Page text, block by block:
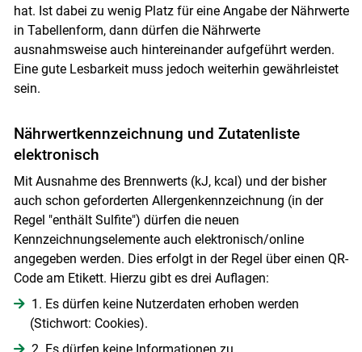
hat. Ist dabei zu wenig Platz für eine Angabe der Nährwerte
in Tabellenform, dann dürfen die Nährwerte
ausnahmsweise auch hintereinander aufgeführt werden.
Eine gute Lesbarkeit muss jedoch weiterhin gewährleistet
sein.
Nährwertkennzeichnung und Zutatenliste
elektronisch
Mit Ausnahme des Brennwerts (kJ, kcal) und der bisher
auch schon geforderten Allergenkennzeichnung (in der
Regel "enthält Sulfite") dürfen die neuen
Kennzeichnungselemente auch elektronisch/online
angegeben werden. Dies erfolgt in der Regel über einen QR-
Code am Etikett. Hierzu gibt es drei Auflagen:
1. Es dürfen keine Nutzerdaten erhoben werden
(Stichwort: Cookies).